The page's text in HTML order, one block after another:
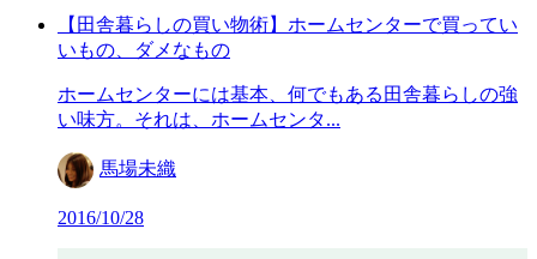
【田舎暮らしの買い物術】ホームセンターで買ってい
いもの、ダメなもの
ホームセンターには基本、何でもある田舎暮らしの強
い味方。それは、ホームセンタ...
馬場未織
2016/10/28